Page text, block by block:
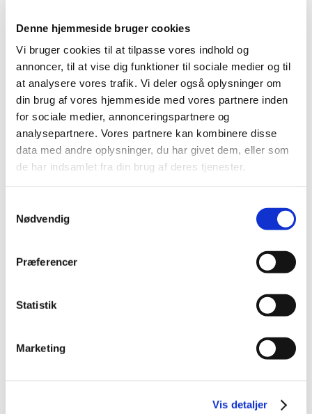
Denne hjemmeside bruger cookies
Vi bruger cookies til at tilpasse vores indhold og
annoncer, til at vise dig funktioner til sociale medier og til
at analysere vores trafik. Vi deler også oplysninger om
din brug af vores hjemmeside med vores partnere inden
for sociale medier, annonceringspartnere og
analysepartnere. Vores partnere kan kombinere disse
data med andre oplysninger, du har givet dem, eller som
de har indsamlet fra din brug af deres tjenester.
Nødvendig
Præferencer
Statistik
Marketing
Vis detaljer
Endelig indstilling til tilskudsstatus for
NSAID’er og medicin mod svage smerter
|27. januar 2015|
Medicintilskudsnævnet har revurderet tilskudsstatus for
NSAID’er og medicin mod svage smerter (ATC-gruppe
Taptiqom® får generelt tilskud
Sundhedsstyrelsen giver generelt tilskud til Taptiqom
2025 (158)
2024 (224)